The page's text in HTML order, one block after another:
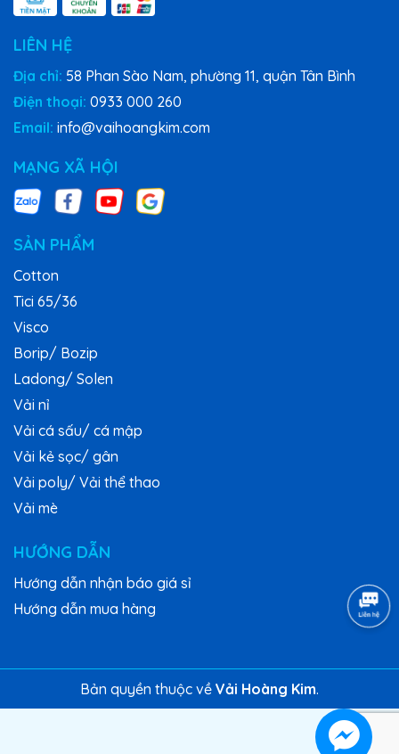
LIÊN HỆ
Địa chỉ: 58 Phan Sào Nam, phường 11, quận Tân Bình
Điện thoại: 0933 000 260
Email: info@vaihoangkim.com
MẠNG XÃ HỘI
SẢN PHẨM
Cotton
Tici 65/36
Visco
Borip/ Bozip
Ladong/ Solen
Vải nỉ
Vải cá sấu/ cá mập
Vải kẻ sọc/ gân
Vải poly/ Vải thể thao
Vải mè
HƯỚNG DẪN
Hướng dẫn nhận báo giá sỉ
Hướng dẫn mua hàng
Bản quyền thuộc về Vải Hoàng Kim.